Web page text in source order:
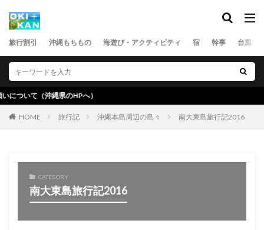
旅行割引 沖縄もちもの 海遊び・アクティビティ 宿 幹事 台風
縄県のHPへ）
HOME 旅行記 沖縄本島周辺の島々 南大東島旅行記2016
CATEGORY
南大東島旅行記2016